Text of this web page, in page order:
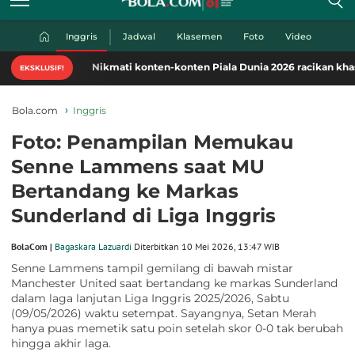
Inggris Jadwal Klasemen Foto Video
EKSKLUSIF!Nikmati konten-konten Piala Dunia 2026 racikan khas
Bola.com Inggris
Foto: Penampilan Memukau
Senne Lammens saat MU
Bertandang ke Markas
Sunderland di Liga Inggris
BolaCom | Bagaskara Lazuardi Diterbitkan 10 Mei 2026, 13:47 WIB
Senne Lammens tampil gemilang di bawah mistar
Manchester United saat bertandang ke markas Sunderland
dalam laga lanjutan Liga Inggris 2025/2026, Sabtu
(09/05/2026) waktu setempat. Sayangnya, Setan Merah
hanya puas memetik satu poin setelah skor 0-0 tak berubah
hingga akhir laga.